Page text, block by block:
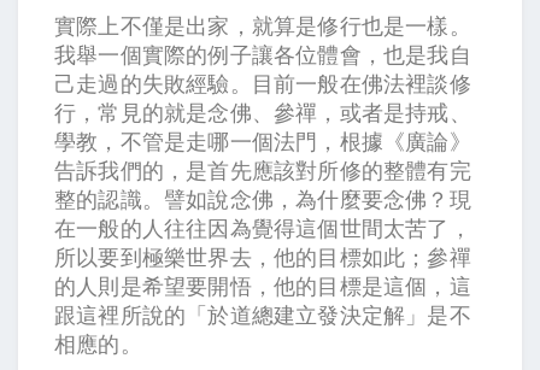
實際上不僅是出家，就算是修行也是一樣。
我舉一個實際的例子讓各位體會，也是我自
己走過的失敗經驗。目前一般在佛法裡談修
行，常見的就是念佛、參禪，或者是持戒、
學教，不管是走哪一個法門，根據《廣論》
告訴我們的，是首先應該對所修的整體有完
整的認識。譬如說念佛，為什麼要念佛？現
在一般的人往往因為覺得這個世間太苦了，
所以要到極樂世界去，他的目標如此；參禪
的人則是希望要開悟，他的目標是這個，這
跟這裡所說的「於道總建立發決定解」是不
相應的。